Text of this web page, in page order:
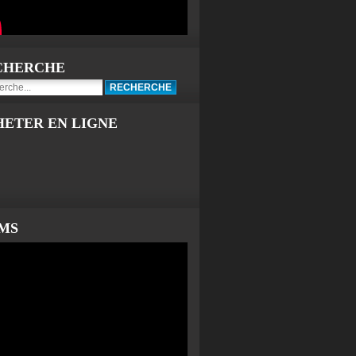
EN LIGNE